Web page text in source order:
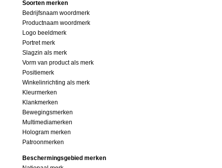
Soorten merken
Bedrijfsnaam woordmerk
Productnaam woordmerk
Logo beeldmerk
Portret merk
Slagzin als merk
Vorm van product als merk
Positiemerk
Winkelinrichting als merk
Kleurmerken
Klankmerken
Bewegingsmerken
Multimediamerken
Hologram merken
Patroonmerken
Beschermingsgebied merken